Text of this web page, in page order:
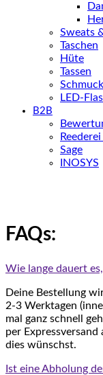
Sweats
Taschen
Hüte
Tassen
Schmuck
LED-
B2B
Sage
INOSYS
FAQs:
Wie lange dauert
Deine Bestellung
2-3 Werktagen
mal ganz schnell
per
dies wünschst.
Ist eine Abholung